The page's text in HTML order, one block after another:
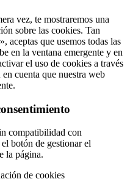
vez, te mostraremos una
sobre las cookies. Tan
aceptas que usemos todas las
en la ventana emergente y en
el uso de cookies a través
cuenta que nuestra web
compatibilidad con
botón de gestionar el
la página.
de cookies